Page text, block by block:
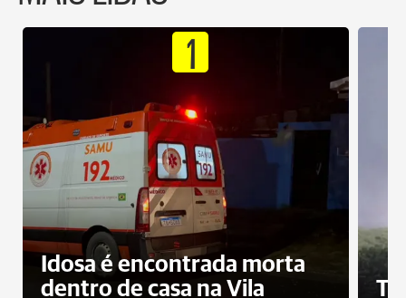
1
Idosa é encontrada morta
dentro de casa na Vila